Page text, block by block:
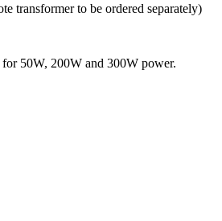
transformer to be ordered separately)
50W, 200W and 300W power.